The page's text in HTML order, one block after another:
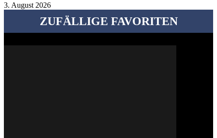
3. August 2026
ZUFÄLLIGE FAVORITEN